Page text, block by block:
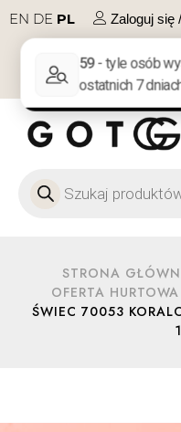
EN DE PL Zaloguj się
STRONA
OFERTA HURTOWA
ŚWIEC 70053